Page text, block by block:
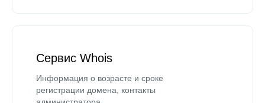
Сервис Whois
Информация о возрасте и сроке
регистрации домена, контакты